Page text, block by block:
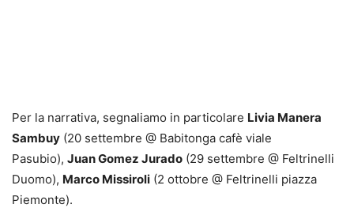
Per la narrativa, segnaliamo in particolare Livia Manera
Sambuy (20 settembre @ Babitonga cafè viale
Pasubio), Juan Gomez Jurado (29 settembre @ Feltrinelli
Duomo), Marco Missiroli (2 ottobre @ Feltrinelli piazza
Piemonte).